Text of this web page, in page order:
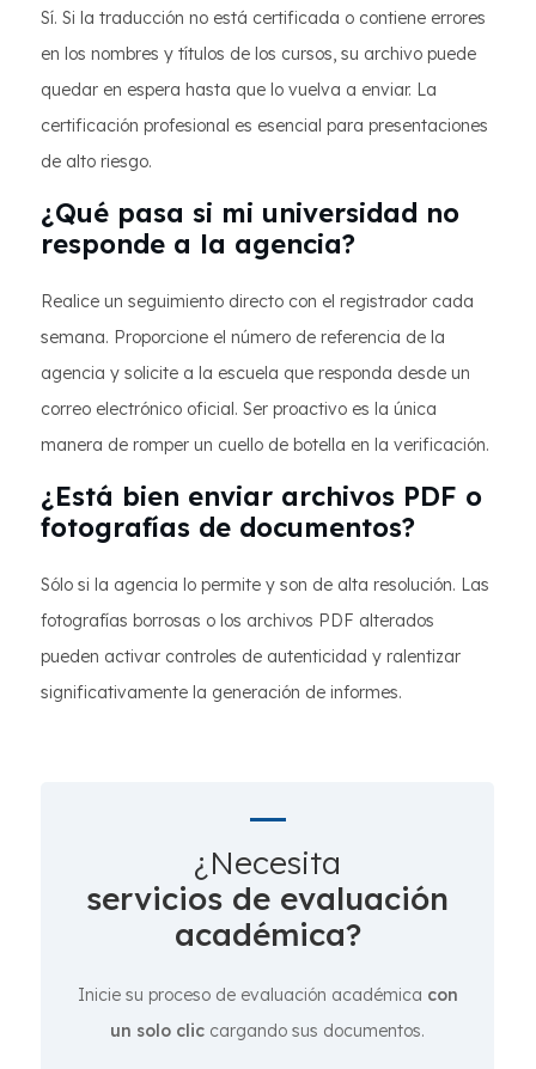
Sí. Si la traducción no está certificada o contiene errores
en los nombres y títulos de los cursos, su archivo puede
quedar en espera hasta que lo vuelva a enviar. La
certificación profesional es esencial para presentaciones
de alto riesgo.
¿Qué pasa si mi universidad no
responde a la agencia?
Realice un seguimiento directo con el registrador cada
semana. Proporcione el número de referencia de la
agencia y solicite a la escuela que responda desde un
correo electrónico oficial. Ser proactivo es la única
manera de romper un cuello de botella en la verificación.
¿Está bien enviar archivos PDF o
fotografías de documentos?
Sólo si la agencia lo permite y son de alta resolución. Las
fotografías borrosas o los archivos PDF alterados
pueden activar controles de autenticidad y ralentizar
significativamente la generación de informes.
¿Necesita
servicios de evaluación
académica?
Inicie su proceso de evaluación académica con
un solo clic cargando sus documentos.